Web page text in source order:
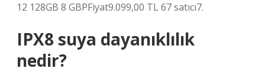
12 128GB 8 GBPFiyat9.099,00 TL 67 satıcı7.
IPX8 suya dayanıklılık
nedir?